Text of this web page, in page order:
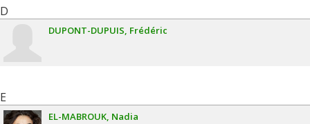
D
DUPONT-DUPUIS Frédéric
E
EL-MABROUK Nadia